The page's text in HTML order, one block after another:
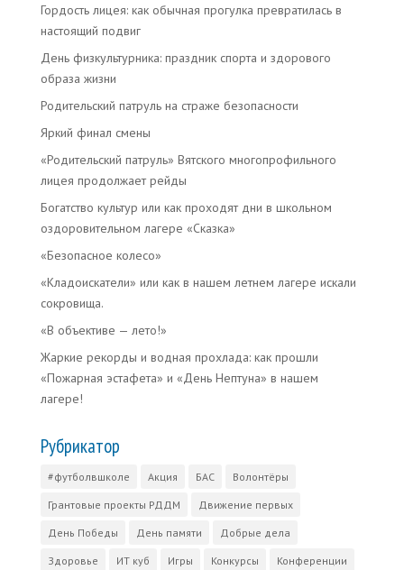
Гордость лицея: как обычная прогулка превратилась в
настоящий подвиг
День физкультурника: праздник спорта и здорового
образа жизни
Родительский патруль на страже безопасности
Яркий финал смены
«Родительский патруль» Вятского многопрофильного
лицея продолжает рейды
Богатство культур или как проходят дни в школьном
оздоровительном лагере «Сказка»
«Безопасное колесо»
«Кладоискатели» или как в нашем летнем лагере искали
сокровища.
«В объективе — лето!»
Жаркие рекорды и водная прохлада: как прошли
«Пожарная эстафета» и «День Нептуна» в нашем
лагере!
Рубрикатор
#футболвшколе Акция БАС Волонтёры
Грантовые проекты РДДМ Движение первых
День Победы День памяти Добрые дела
Здоровье ИТ куб Игры Конкурсы Конференции